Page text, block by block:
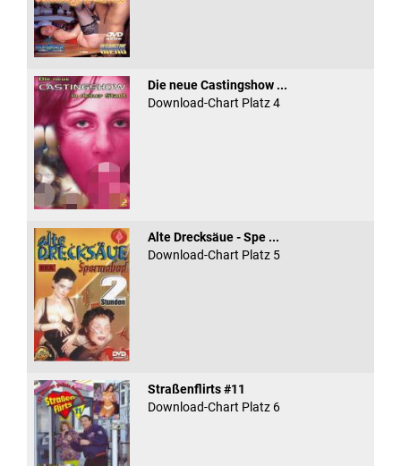
Die neue Castingshow ...
Download-Chart Platz 4
Alte Drecksäue - Spe ...
Download-Chart Platz 5
Straßenflirts #11
Download-Chart Platz 6